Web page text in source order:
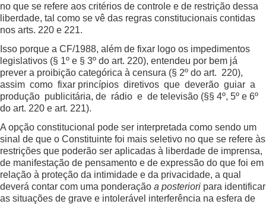
no que se refere aos critérios de controle e de restrição dessa
liberdade, tal como se vê das regras constitucionais contidas
nos arts. 220 e 221.
Isso porque a CF/1988, além de fixar logo os impedimentos
legislativos (§ 1º e § 3º do art. 220), entendeu por bem já
prever a proibição categórica à censura (§ 2º do art. 220),
assim como fixar princípios diretivos que deverão guiar a
produção publicitária, de rádio e de televisão (§§ 4º, 5º e 6º
do art. 220 e art. 221).
A opção constitucional pode ser interpretada como sendo um
sinal de que o Constituinte foi mais seletivo no que se refere às
restrições que poderão ser aplicadas à liberdade de imprensa,
de manifestação de pensamento e de expressão do que foi em
relação à proteção da intimidade e da privacidade, a qual
deverá contar com uma ponderação a posteriori para identificar
as situações de grave e intolerável interferência na esfera de